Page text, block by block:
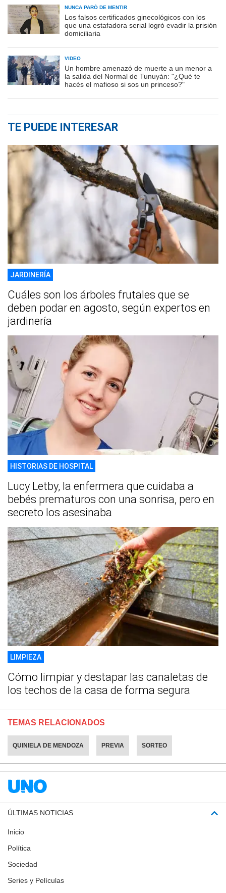
NUNCA PARÓ DE MENTIR
Los falsos certificados ginecológicos con los
que una estafadora serial logró evadir la prisión
domiciliaria
VIDEO
Un hombre amenazó de muerte a un menor a
la salida del Normal de Tunuyán: "¿Qué te
hacés el mafioso si sos un princeso?"
TE PUEDE INTERESAR
JARDINERÍA
Cuáles son los árboles frutales que se
deben podar en agosto, según expertos en
jardinería
HISTORIAS DE HOSPITAL
Lucy Letby, la enfermera que cuidaba a
bebés prematuros con una sonrisa, pero en
secreto los asesinaba
LIMPIEZA
Cómo limpiar y destapar las canaletas de
los techos de la casa de forma segura
TEMAS RELACIONADOS
QUINIELA DE MENDOZA PREVIA SORTEO
ÚLTIMAS NOTICIAS
Inicio
Política
Sociedad
Series y Películas